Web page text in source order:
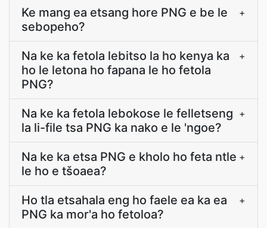
Ke mang ea etsang hore PNG e be le
sebopeho?
+
Na ke ka fetola lebitso la ho kenya ka
ho le letona ho fapana le ho fetola
PNG?
+
Na ke ka fetola lebokose le felletseng
la li-file tsa PNG ka nako e le 'ngoe?
+
Na ke ka etsa PNG e kholo ho feta ntle
le ho e tšoaea?
+
Ho tla etsahala eng ho faele ea ka ea
PNG ka mor'a ho fetoloa?
+